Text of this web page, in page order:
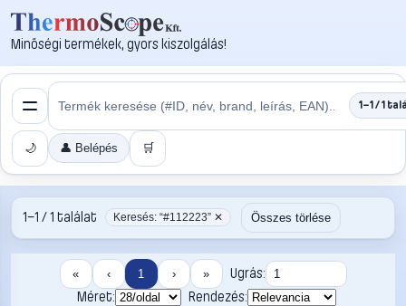
Minőségi termékek, gyors kiszolgálás!
1–1 / 1
🌙 👤 Belépés 🛒
1–1 / 1 találat Keresés: “#112223” ✕ Összes törlése
« ‹ 1 › »
Ugrás:
Méret:
Rendezés: